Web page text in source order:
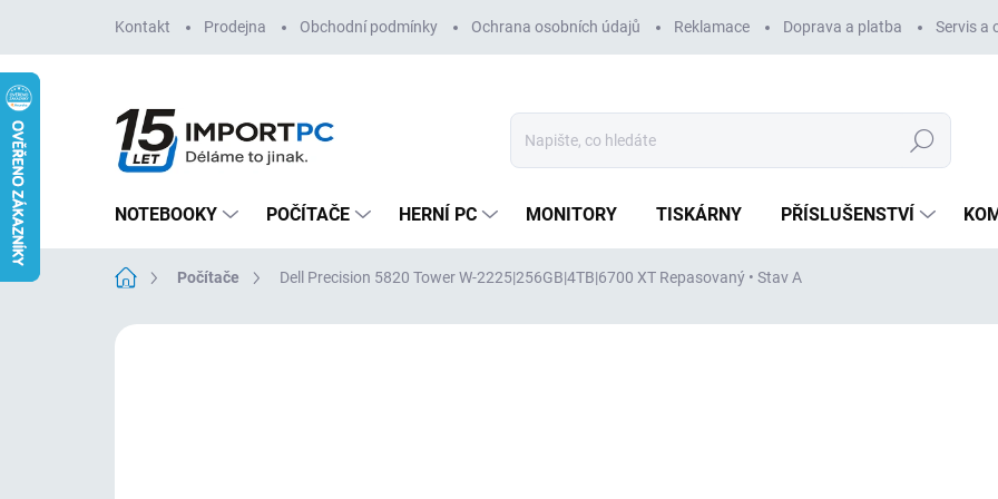
obsah
Kontakt Prodejna Obchodní podmínky Ochrana osobních údajů Reklamace Doprava a platba Servis a
Hledat
NOTEBOOKY POČÍTAČE HERNÍ PC MONITORY TISKÁRNY PŘÍSLUŠENSTVÍ
Domů Počítače Dell Precision 5820 Tower W-2225|256GB|4TB|6700 XT Repasovaný • Stav A